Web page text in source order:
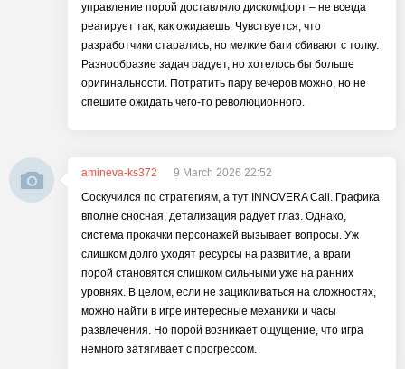
управление порой доставляло дискомфорт – не всегда
реагирует так, как ожидаешь. Чувствуется, что
разработчики старались, но мелкие баги сбивают с толку.
Разнообразие задач радует, но хотелось бы больше
оригинальности. Потратить пару вечеров можно, но не
спешите ожидать чего-то революционного.
amineva-ks372
9 March 2026 22:52
Соскучился по стратегиям, а тут INNOVERA Call. Графика
вполне сносная, детализация радует глаз. Однако,
система прокачки персонажей вызывает вопросы. Уж
слишком долго уходят ресурсы на развитие, а враги
порой становятся слишком сильными уже на ранних
уровнях. В целом, если не зацикливаться на сложностях,
можно найти в игре интересные механики и часы
развлечения. Но порой возникает ощущение, что игра
немного затягивает с прогрессом.